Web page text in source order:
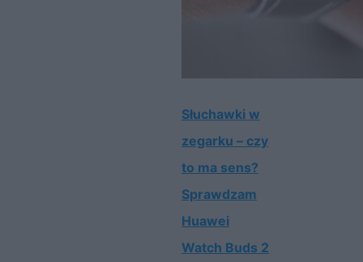
Słuchawki w
zegarku – czy
to ma sens?
Sprawdzam
Huawei
Watch Buds 2